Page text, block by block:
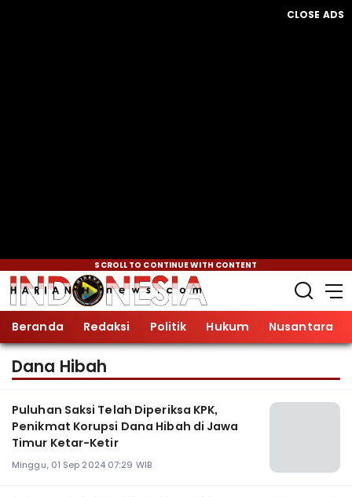
CLOSE ADS
SCROLL TO CONTINUE WITH CONTENT
Beranda Redaksi Politik Hukum Nusantara
Dana Hibah
Puluhan Saksi Telah Diperiksa KPK,
Penikmat Korupsi Dana Hibah di Jawa
Timur Ketar-Ketir
Minggu, 01 Sep 2024 07:29 WIB